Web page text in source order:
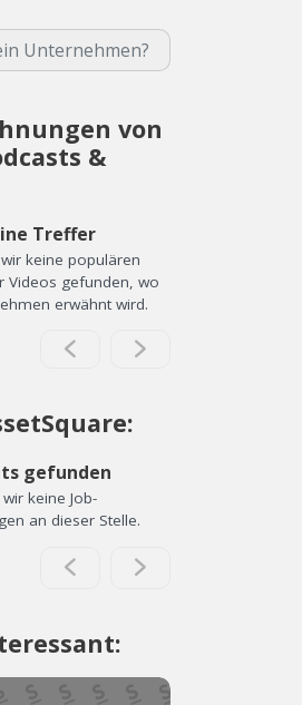
Unternehmen?
von
&
Treffer
keine populären
Videos gefunden, wo
erwähnt wird.
gefunden
keine Job-
an dieser Stelle.